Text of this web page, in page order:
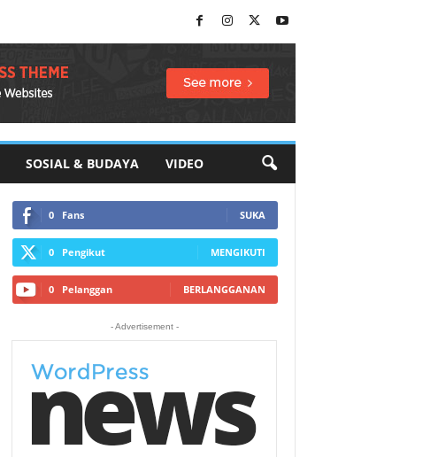
SOSIAL & BUDAYA VIDEO
0 Fans SUKA
0 Pengikut MENGIKUTI
0 Pelanggan BERLANGGANAN
- Advertisement -